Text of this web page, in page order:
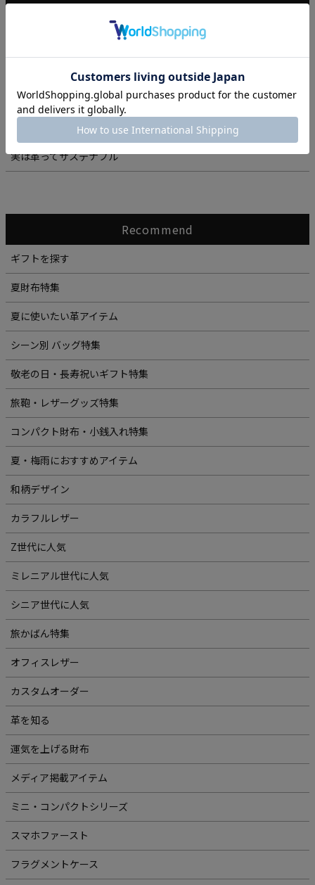
シリーズ別 ケア動画
インタビュー「VOICE」
大人のスタイルコーディネート
実は革ってサステナブル
Recommend
ギフトを探す
夏財布特集
夏に使いたい革アイテム
シーン別 バッグ特集
敬老の日・長寿祝いギフト特集
旅鞄・レザーグッズ特集
コンパクト財布・小銭入れ特集
夏・梅雨におすすめアイテム
和柄デザイン
カラフルレザー
Z世代に人気
ミレニアル世代に人気
シニア世代に人気
旅かばん特集
オフィスレザー
カスタムオーダー
革を知る
運気を上げる財布
メディア掲載アイテム
ミニ・コンパクトシリーズ
スマホファースト
フラグメントケース